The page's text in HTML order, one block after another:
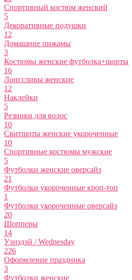
Спортивный костюм женский
5
Декоративные подушки
12
Домашние пижамы
3
Костюмы женские футболка+шорты
16
Лонгсливы женские
12
Наклейки
5
Резинки для волос
10
Свитшоты женские укороченные
10
Спортивные костюмы мужские
5
Футболки женские оверсайз
21
Футболки укороченные кроп-топ
1
Футболки укороченные оверсайз
20
Шопперы
14
Уэнздэй / Wednesday
226
Оформление праздника
3
Футболки женские